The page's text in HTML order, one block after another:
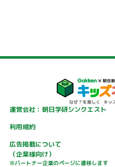
運営会社：朝日学研シンクエスト
利用規約
広告掲載について
（企業様向け）
※パートナー企業のページに遷移します